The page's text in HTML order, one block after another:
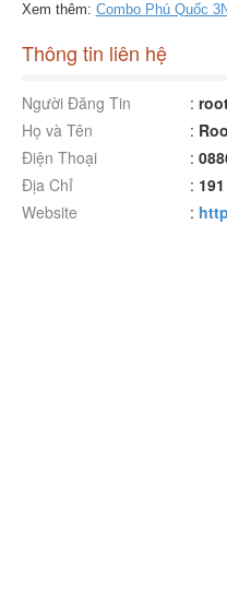
Xem thêm: Combo Phú Quốc
Thông tin liên hệ
Người Đăng Tin :
Họ và Tên
:
Điện Thoại
:
Địa Chỉ
:
Website
: